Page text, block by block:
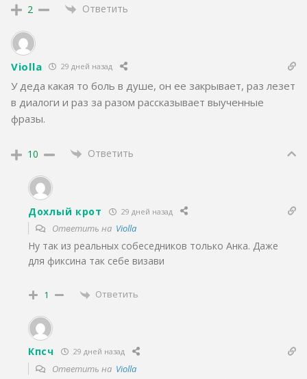
2 Ответить
Violla 29 дней назад
У деда какая то боль в душе, он ее закрывает, раз лезет
в диалоги и раз за разом рассказывает выученные
фразы.
10 Ответить
Дохлый крот 29 дней назад
Ответить на Violla
Ну так из реальных собеседников только Анка. Даже
для фиксина так себе визави
1 Ответить
Кпсч 29 дней назад
Ответить на Violla